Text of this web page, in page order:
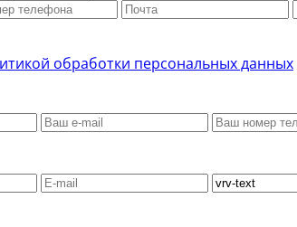
обработки персональных данных